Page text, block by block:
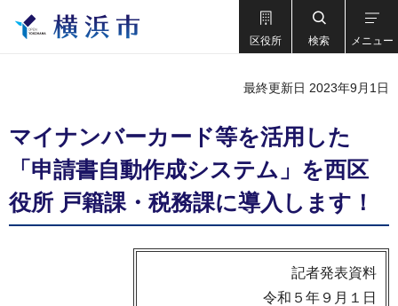
区役所 検索 メニュー
最終更新日 2023年9月1日
マイナンバーカード等を活用した
「申請書自動作成システム」を西区
役所 戸籍課・税務課に導入します！
記者発表資料
令和５年９月１日